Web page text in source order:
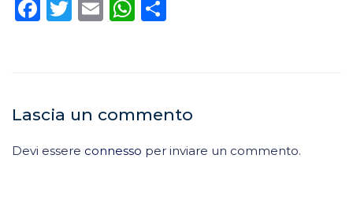
Facebook
Twitter
EmailWhatsApp
Lascia un commento
Devi essere connesso per inviare un commento.